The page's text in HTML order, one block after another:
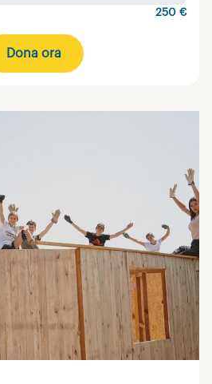
250 €
Dona ora